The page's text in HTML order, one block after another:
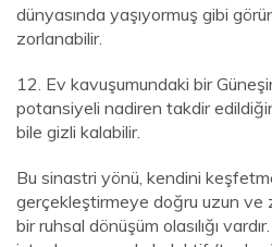
dünyasında yaşıyormuş gibi
zorlanabilir.
12. Ev kavuşumundaki bir
potansiyeli nadiren takdir
bile gizli kalabilir.
Bu sinastri yönü, kendini
gerçekleştirmeye doğru uzun ve
bir ruhsal dönüşüm olasılığı